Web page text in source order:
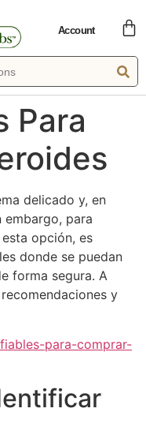
Account
Para
delicado y, en
para
opción, es
donde se puedan
forma segura. A
y
para-comprar-